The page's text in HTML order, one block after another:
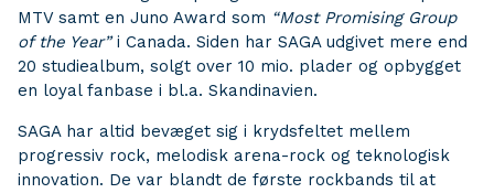
MTV samt en Juno Award som “Most Promising Group
of the Year”i Canada. Siden har SAGA udgivet mere end
20 studiealbum, solgt over 10 mio. plader og opbygget
en loyal fanbase i bl.a. Skandinavien.
SAGA har altid bevæget sig i krydsfeltet mellem
progressiv rock, melodisk arena-rock og teknologisk
innovation. De var blandt de første rockbands til at